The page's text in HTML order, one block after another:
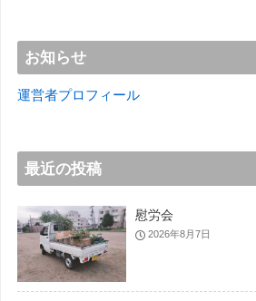
お知らせ
運営者プロフィール
最近の投稿
慰労会
2026年8月7日